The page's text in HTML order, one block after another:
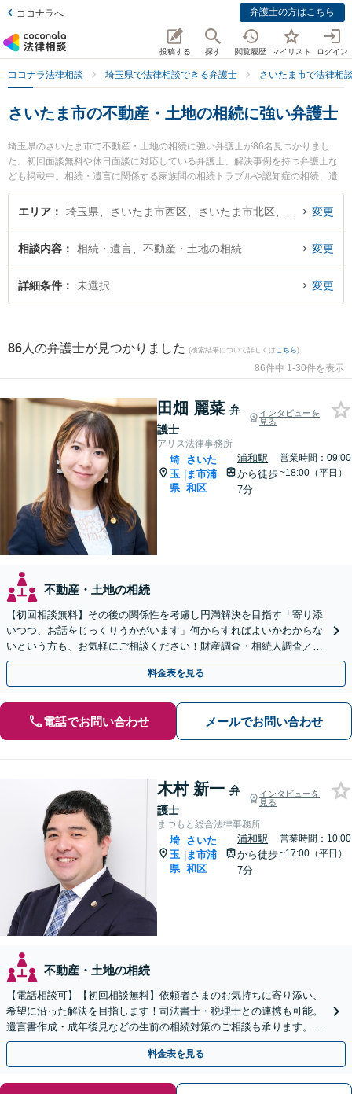
ココナラへ 弁護士の方はこちら
投稿する 探す 閲覧履歴 マイリスト ログイン
ココナラ法律相談 埼玉県で法律相談できる弁護士 さいたま市で法律相
さいたま市の不動産・土地の相続に強い弁護士
埼玉県のさいたま市で不動産・土地の相続に強い弁護士が86名見つかりまし
た。初回面談無料や休日面談に対応している弁護士、解決事例を持つ弁護士な
ども掲載中。相続・遺言に関係する家族間の相続トラブルや認知症の相続、遺
産分割等の細かな分野での絞り込み検索もでき便利です。特にアリス法律事務
所の田畑 麗菜弁護士やまつもと総合法律事務所の木村 新一弁護士、弁護士法人
動産・土地の相続のトラブルを今すぐに弁護士に相談したい』『不動産・土地
の相続のトラブル解決の実績豊富な近くの弁護士を検索したい』『初回相談無
料で不動産・土地の相続を法律相談できるさいたま市内の弁護士に相談予約し
エリア 変更
相談内容 相続・遺言、不動産・土地の相続 変更
詳細条件 未選択 変更
86 人の弁護士が見つかりました (検索結果について詳しくは こちら)
86件中 1-30件を表示
田畑 麗菜 弁
護士
インタビューを
見る
アリス法律事務所
埼
玉
県
|
さいた
ま市浦
和区
浦和駅
から徒歩
7分
営業時間：09:00
~18:00（平日）
不動産・土地の相続
【初回相談無料】その後の関係性を考慮し円満解決を目指す「寄り添
いつつ、お話をじっくりうかがいます」何からすればよいかわからな
いという方も、お気軽にご相談ください！財産調査・相続人調査／相
続放棄／使い込み／遺留分侵害額請求ほか
料金表を見る
電話でお問い合わせ メールでお問い合わせ
木村 新一 弁
護士
インタビューを
見る
まつもと総合法律事務所
埼
玉
県
|
さいた
ま市浦
和区
浦和駅
から徒歩
7分
営業時間：10:00
~17:00（平日）
不動産・土地の相続
【電話相談可】【初回相談無料】依頼者さまのお気持ちに寄り添い、
希望に沿った解決を目指します！司法書士・税理士との連携も可能。
遺言書作成・成年後見などの生前の相続対策のご相談も承ります。
【夜間／休日の相談可能】
料金表を見る